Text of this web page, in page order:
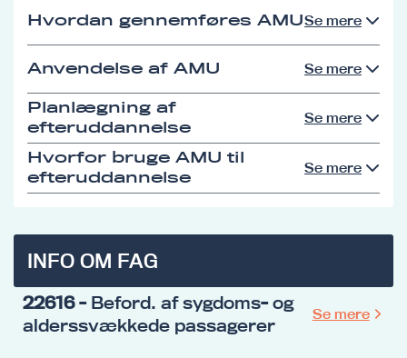
Hvordan gennemføres AMUSe mere
Anvendelse af AMU Se mere
Planlægning af
efteruddannelse
Se mere
Hvorfor bruge AMU til
efteruddannelse
Se mere
INFO OM FAG
22616- Beford. af sygdoms- og
alderssvækkede passagerer
Se mere